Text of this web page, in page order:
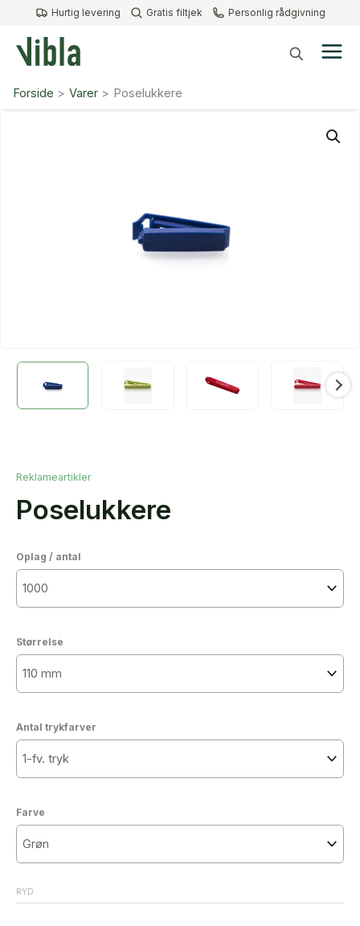
indholdet
Hurtig levering Gratis filtjek Personlig rådgivning
Forside Varer Poselukkere
Reklameartikler
Poselukkere
Oplag / antal
Størrelse
Antal trykfarver
Farve
RYD